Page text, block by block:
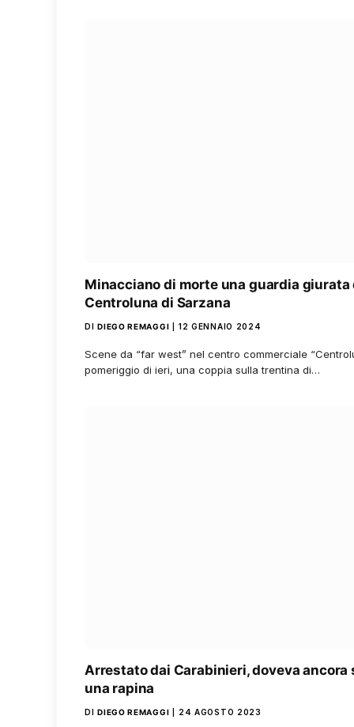
Minacciano di morte una guardia giurata
Centroluna di Sarzana
DI DIEGO REMAGGI 12 GENNAIO 2024
Scene da “far west” nel centro commerciale
pomeriggio di ieri, una coppia sulla trentina di…
Arrestato dai Carabinieri, doveva ancora
una rapina
DI DIEGO REMAGGI 24 AGOSTO 2023